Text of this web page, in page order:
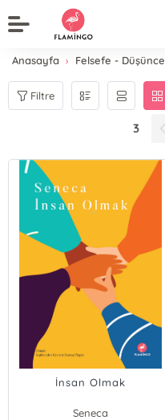
Anasayfa Felsefe - Düşünce
Filtre
3
İnsan Olmak
Seneca